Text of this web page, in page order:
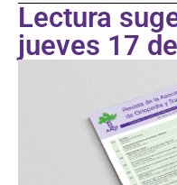
Lectura
jueves 17